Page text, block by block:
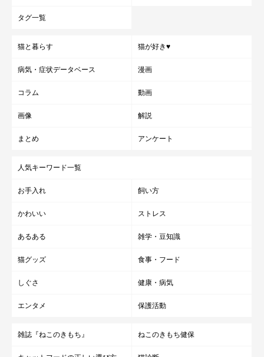
クールな感じで日々を過ごしています。今は4匹それぞれが独立
ん。
ビをはじめ、4匹には
『いつも癒しをありがとう』
ちでいっぱいです」
先住猫の顔に“チュッ”とする生後3カ月の新入り
紹介するのは、X（旧Twitter）ユーザー@neko_neko0222さんが投
稿していた写真。先住猫・チクワくん（撮影時1才）の顔に“チュ
の姿が写っています。なんとも微笑ましい2匹の姿や現在の2匹の様
取材・文／雨宮カイ
※この記事は投稿者さまに取材し、了承の上制作したものです。
タグ一覧
猫と暮らす 猫が好き♥
病気・症状データベース 漫画
コラム 動画
画像 解説
まとめ アンケート
人気キーワード一覧
お手入れ 飼い方
かわいい ストレス
あるある 雑学・豆知識
猫グッズ 食事・フード
しぐさ 健康・病気
エンタメ 保護活動
雑誌『ねこのきもち』 ねこのきもち健保